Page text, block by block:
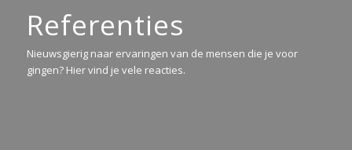
Referenties
Nieuwsgierig naar ervaringen van de mensen die je voor
gingen? Hier vind je vele reacties.